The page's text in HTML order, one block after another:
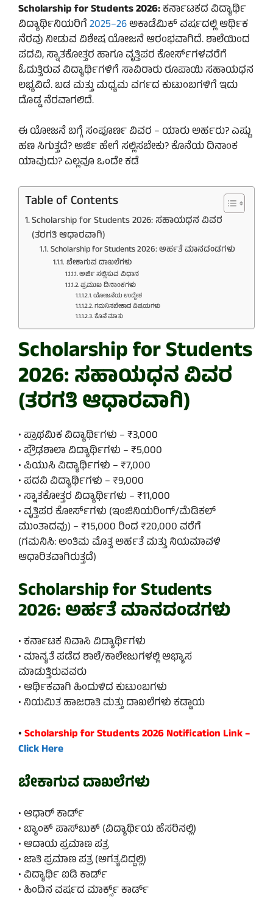
Scholarship for Students 2026:ಕರ್ನಾಟಕದ ವಿದ್ಯಾರ್ಥಿ
ವಿದ್ಯಾರ್ಥಿನಿಯರಿಗೆ2025–26ಅಕಾಡೆಮಿಕ್ ವರ್ಷದಲ್ಲಿ ಆರ್ಥಿಕ
ನೆರವು ನೀಡುವ ವಿಶೇಷ ಯೋಜನೆ ಆರಂಭವಾಗಿದೆ. ಶಾಲೆಯಿಂದ
ಪದವಿ, ಸ್ನಾತಕೋತ್ತರ ಹಾಗೂ ವೃತ್ತಿಪರ ಕೋರ್ಸ್‌ಗಳವರೆಗೆ
ಓದುತ್ತಿರುವ ವಿದ್ಯಾರ್ಥಿಗಳಿಗೆ ಸಾವಿರಾರು ರೂಪಾಯಿ ಸಹಾಯಧನ
ಲಭ್ಯವಿದೆ. ಬಡ ಮತ್ತು ಮಧ್ಯಮ ವರ್ಗದ ಕುಟುಂಬಗಳಿಗೆ ಇದು
ದೊಡ್ಡ ನೆರವಾಗಲಿದೆ.
ಈ ಯೋಜನೆ ಬಗ್ಗೆ ಸಂಪೂರ್ಣ ವಿವರ – ಯಾರು ಅರ್ಹರು? ಎಷ್ಟು
ಹಣ ಸಿಗುತ್ತದೆ? ಅರ್ಜಿ ಹೇಗೆ ಸಲ್ಲಿಸಬೇಕು? ಕೊನೆಯ ದಿನಾಂಕ
ಯಾವುದು? ಎಲ್ಲವೂ ಒಂದೇ ಕಡೆ
Table of Contents
Scholarship for Students 2026: ಸಹಾಯಧನ ವಿವರ
(ತರಗತಿ ಆಧಾರವಾಗಿ)
Scholarship for Students 2026: ಅರ್ಹತೆ ಮಾನದಂಡಗಳು
ಬೇಕಾಗುವ ದಾಖಲೆಗಳು
ಅರ್ಜಿ ಸಲ್ಲಿಸುವ ವಿಧಾನ
ಪ್ರಮುಖ ದಿನಾಂಕಗಳು
ಯೋಜನೆಯ ಉದ್ದೇಶ
ಗಮನಿಸಬೇಕಾದ ವಿಷಯಗಳು
ಕೊನೆ ಮಾತು
Scholarship for Students
2026: ಸಹಾಯಧನ ವಿವರ
(ತರಗತಿ ಆಧಾರವಾಗಿ)
• ಪ್ರಾಥಮಿಕ ವಿದ್ಯಾರ್ಥಿಗಳು – ₹3,000
• ಪ್ರೌಢಶಾಲಾ ವಿದ್ಯಾರ್ಥಿಗಳು – ₹5,000
• ಪಿಯುಸಿ ವಿದ್ಯಾರ್ಥಿಗಳು – ₹7,000
• ಪದವಿ ವಿದ್ಯಾರ್ಥಿಗಳು – ₹9,000
• ಸ್ನಾತಕೋತ್ತರ ವಿದ್ಯಾರ್ಥಿಗಳು – ₹11,000
• ವೃತ್ತಿಪರ ಕೋರ್ಸ್‌ಗಳು (ಇಂಜಿನಿಯರಿಂಗ್/ಮೆಡಿಕಲ್
ಮುಂತಾದವು) – ₹15,000 ರಿಂದ ₹20,000 ವರೆಗೆ
(ಗಮನಿಸಿ: ಅಂತಿಮ ಮೊತ್ತ ಅರ್ಹತೆ ಮತ್ತು ನಿಯಮಾವಳಿ
ಆಧಾರಿತವಾಗಿರುತ್ತದೆ)
Scholarship for Students
2026: ಅರ್ಹತೆ ಮಾನದಂಡಗಳು
• ಕರ್ನಾಟಕ ನಿವಾಸಿ ವಿದ್ಯಾರ್ಥಿಗಳು
• ಮಾನ್ಯತೆ ಪಡೆದ ಶಾಲೆ/ಕಾಲೇಜುಗಳಲ್ಲಿ ಅಭ್ಯಾಸ
ಮಾಡುತ್ತಿರುವವರು
• ಆರ್ಥಿಕವಾಗಿ ಹಿಂದುಳಿದ ಕುಟುಂಬಗಳು
• ನಿಯಮಿತ ಹಾಜರಾತಿ ಮತ್ತು ದಾಖಲೆಗಳು ಕಡ್ಡಾಯ
•Scholarship for Students 2026 Notification Link –
Click Here
ಬೇಕಾಗುವ ದಾಖಲೆಗಳು
• ಆಧಾರ್ ಕಾರ್ಡ್
• ಬ್ಯಾಂಕ್ ಪಾಸ್‌ಬುಕ್ (ವಿದ್ಯಾರ್ಥಿಯ ಹೆಸರಿನಲ್ಲಿ)
• ಆದಾಯ ಪ್ರಮಾಣ ಪತ್ರ
• ಜಾತಿ ಪ್ರಮಾಣ ಪತ್ರ (ಅಗತ್ಯವಿದ್ದಲ್ಲಿ)
• ವಿದ್ಯಾರ್ಥಿ ಐಡಿ ಕಾರ್ಡ್
• ಹಿಂದಿನ ವರ್ಷದ ಮಾರ್ಕ್ಸ್ ಕಾರ್ಡ್